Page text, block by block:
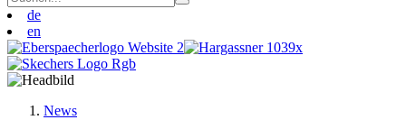
de
en
News